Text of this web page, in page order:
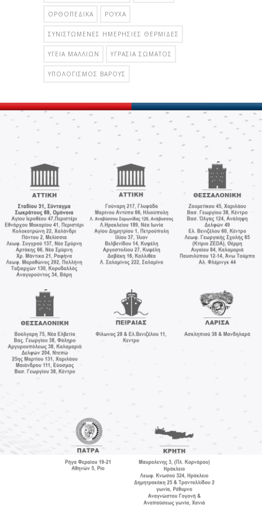
ΟΡΘΟΠΕΔΙΚΆ ΡΟΎΧΑ
ΣΥΝΙΣΤΏΜΕΝΕΣ ΗΜΕΡΉΣΙΕΣ ΘΕΡΜΊΔΕΣ
ΥΓΕΊΑ ΜΑΛΛΙΏΝ ΥΓΡΑΣΊΑ ΣΏΜΑΤΟΣ
ΥΠΟΛΟΓΙΣΜΌΣ ΒΆΡΟΥΣ